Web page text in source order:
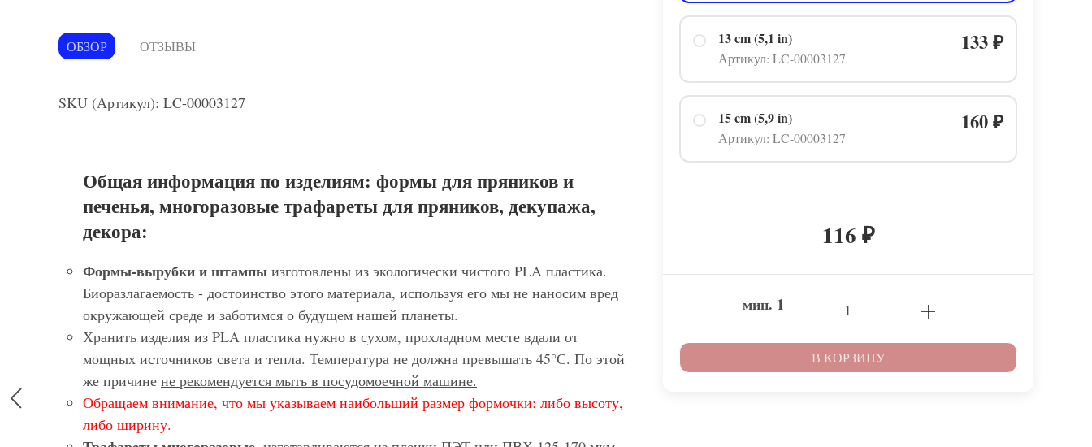
ОБЗОР ОТЗЫВЫ
SKU (Артикул): LC-00003127
Общая информация по изделиям: формы для пряников и
печенья, многоразовые трафареты для пряников, декупажа,
декора:
Формы-вырубки и штампы изготовлены из экологически чистого PLA пластика.
Биоразлагаемость - достоинство этого материала, используя его мы не наносим вред
окружающей среде и заботимся о будущем нашей планеты.
Хранить изделия из PLA пластика нужно в сухом, прохладном месте вдали от
мощных источников света и тепла. Температура не должна превышать 45°С. По этой
же причине не рекомендуется мыть в посудомоечной машине.
Обращаем внимание, что мы указываем наибольший размер формочки: либо высоту,
либо ширину.
13 cm (5,1 in)
Артикул: LC-00003127
133 ₽
15 cm (5,9 in)
Артикул: LC-00003127
160 ₽
116 ₽
мин. 1
В КОРЗИНУ